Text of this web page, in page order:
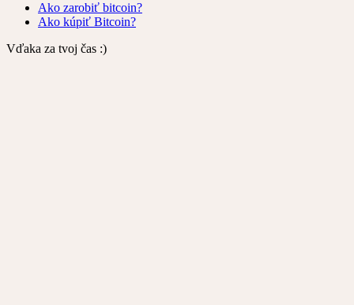
Ako zarobiť bitcoin?
Ako kúpiť Bitcoin?
Vďaka za tvoj čas :)